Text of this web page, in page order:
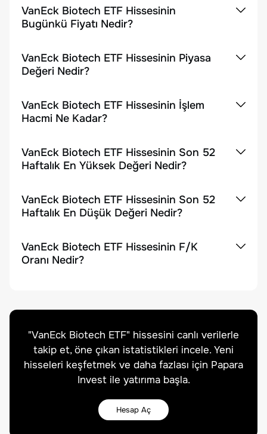
VanEck Biotech ETF Hissesinin
Bugünkü Fiyatı Nedir?
VanEck Biotech ETF Hissesinin Piyasa
Değeri Nedir?
VanEck Biotech ETF Hissesinin İşlem
Hacmi Ne Kadar?
VanEck Biotech ETF Hissesinin Son 52
Haftalık En Yüksek Değeri Nedir?
VanEck Biotech ETF Hissesinin Son 52
Haftalık En Düşük Değeri Nedir?
VanEck Biotech ETF Hissesinin F/K
Oranı Nedir?
"VanEck Biotech ETF" hissesini canlı verilerle
takip et, öne çıkan istatistikleri incele. Yeni
hisseleri keşfetmek ve daha fazlası için Papara
Invest ile yatırıma başla.
Hesap Aç